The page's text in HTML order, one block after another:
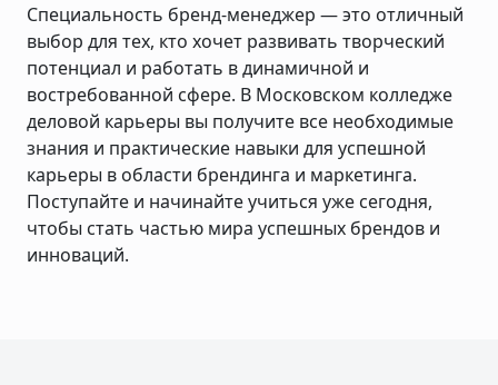
Специальность бренд-менеджер — это отличный
выбор для тех, кто хочет развивать творческий
потенциал и работать в динамичной и
востребованной сфере. В Московском колледже
деловой карьеры вы получите все необходимые
знания и практические навыки для успешной
карьеры в области брендинга и маркетинга.
Поступайте и начинайте учиться уже сегодня,
чтобы стать частью мира успешных брендов и
инноваций.